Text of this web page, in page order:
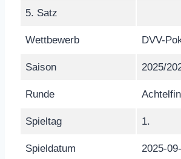
5. Satz
Wettbewerb DVV-
Saison 2025/
Runde
Spieltag 1.
Spieldatum 2025-